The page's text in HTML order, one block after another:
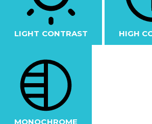
LIGHT CONTRAST HIGH
MONOCHROME